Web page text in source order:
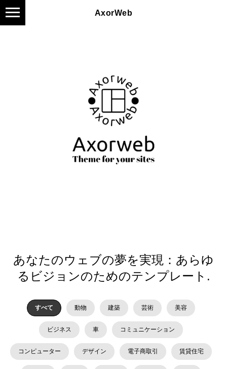
AxorWeb
あなたのウェブの夢を実現：あらゆ
るビジョンのためのテンプレート.
すべて 動物 建築 芸術 美容
ビジネス 車 コミュニケーション
コンピューター デザイン 電子商取引 賃貸住宅